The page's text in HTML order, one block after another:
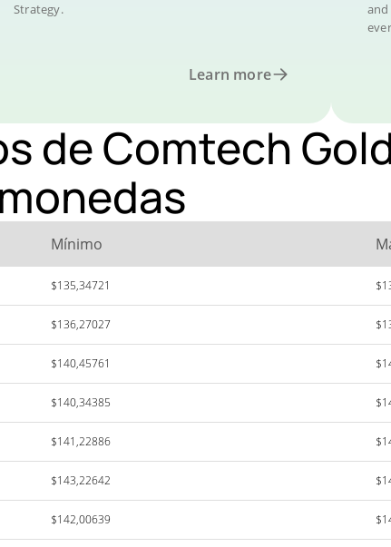
Strategy.
Learn more
de Comtech
Mínimo
$135,34721
$136,27027
$140,45761
$140,34385
$141,22886
$143,22642
$142,00639